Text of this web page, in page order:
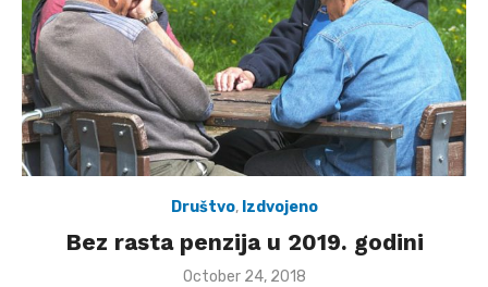
Društvo, Izdvojeno
Bez rasta penzija u 2019. godini
Posted
October 24, 2018